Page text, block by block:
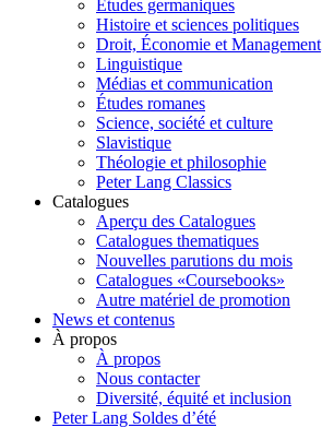
Études germaniques
Histoire et sciences politiques
Droit, Économie et Management
Linguistique
Médias et communication
Études romanes
Science, société et culture
Slavistique
Théologie et philosophie
Peter Lang Classics
Catalogues
Aperçu des Catalogues
Catalogues thematiques
Nouvelles parutions du mois
Catalogues «Coursebooks»
Autre matériel de promotion
News et contenus
À propos
À propos
Nous contacter
Diversité, équité et inclusion
Peter Lang Soldes d’été